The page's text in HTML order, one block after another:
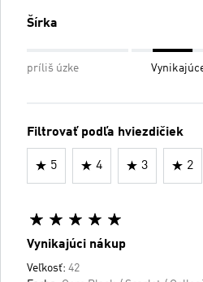
Šírka
príliš úzke
Filtrovať podľa hviezdičiek
5 4 3 2
Vynikajúci nákup
Veľkosť: 42